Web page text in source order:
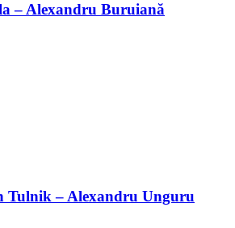
– Alexandru Buruiană
Tulnik – Alexandru Unguru